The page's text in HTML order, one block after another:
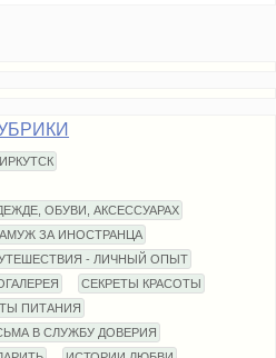
ОБУВИ, АКСЕССУАРАХ
ЗА ИНОСТРАНЦА
- ЛИЧНЫЙ ОПЫТ
СЕКРЕТЫ КРАСОТЫ
ПИТАНИЯ
В СЛУЖБУ ДОВЕРИЯ